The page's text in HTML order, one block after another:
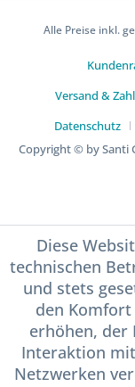
Alle Preise inkl.
Versand &
Datenschutz
Copyright © by Santi
Diese
technischen
und stets
den
erhöhen, der
Interaktion
Netzwerken